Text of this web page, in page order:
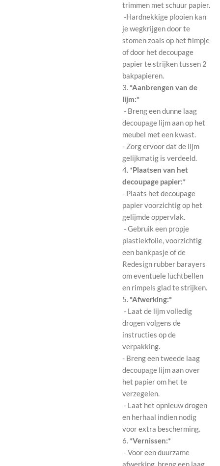
trimmen met schuur papier.
-Hardnekkige plooien kan
je wegkrijgen door te
stomen zoals op het filmpje
of door het decoupage
papier te strijken tussen 2
bakpapieren.
3.*Aanbrengen van de
lijm:*
- Breng een dunne laag
decoupage lijm aan op het
meubel met een kwast.
- Zorg ervoor dat de lijm
gelijkmatig is verdeeld.
4.*Plaatsen van het
decoupage papier:*
- Plaats het decoupage
papier voorzichtig op het
gelijmde oppervlak.
- Gebruik een propje
plastiekfolie, voorzichtig
een bankpasje of de
Redesign rubber barayers
om eventuele luchtbellen
en rimpels glad te strijken.
5.*Afwerking:*
- Laat de lijm volledig
drogen volgens de
instructies op de
verpakking.
- Breng een tweede laag
decoupage lijm aan over
het papier om het te
verzegelen.
- Laat het opnieuw drogen
en herhaal indien nodig
voor extra bescherming.
6.*Vernissen:*
- Voor een duurzame
afwerking, breng een laag